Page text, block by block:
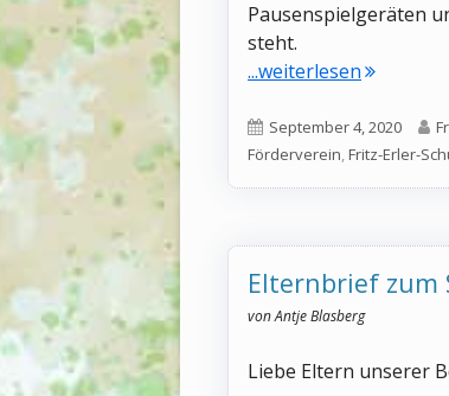
Pausenspielgeräten
steht.
...weiterlesen"Neue
Veröffentlicht
am
September 4, 2020
Förderverein,Fritz-Erler-
Elternbrief zum
von Antje Blasberg
Liebe Eltern unserer